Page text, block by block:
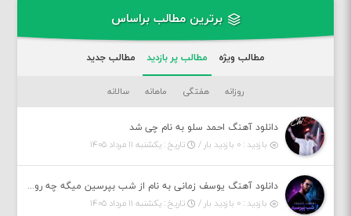
برترین مطالب براساس
مطالب ویژه مطالب پر بازدید مطالب جدید
روزانه هفتگی ماهانه سالانه
دانلود آهنگ احمد سلو به نام چی شد
بازدید : ۰ بازدید بار /
تاریخ : یکشنبه ۱۱ مرداد ۱۴۰۵
دانلود آهنگ یوسف زمانی به نام از شب بپرسین میگه چه روزگاری دارم
بازدید : ۰ بازدید بار /
تاریخ : یکشنبه ۱۱ مرداد ۱۴۰۵